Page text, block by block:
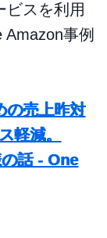
ビスを利用
事例
の売上昨対
軽減。
話 - One